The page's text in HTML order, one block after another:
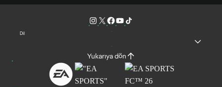
Dil
Yukarıya dön